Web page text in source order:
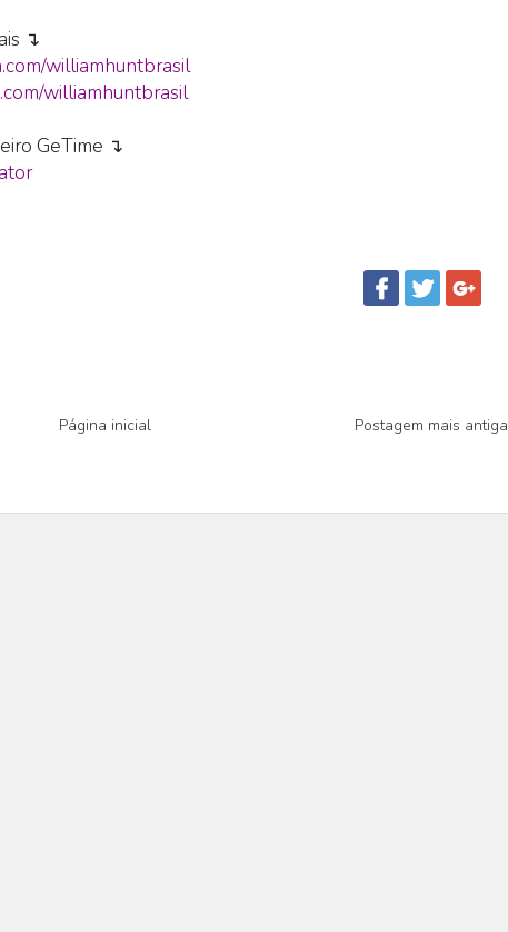
↴
williamhuntbrasil
williamhuntbrasil
GeTime ↴
Página inicial Postagem mais antiga